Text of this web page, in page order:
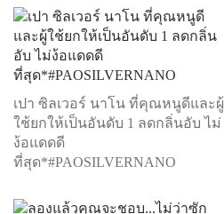
เปา ซิลเวอร์ นาโน ที่คุณหนูดีและผู้
ใช้ยกให้เป็นอันดับ 1 ลดกลิ่นอับ ไม่
ง้อแดดดี
ที่สุด*#PAOSILVERNANO